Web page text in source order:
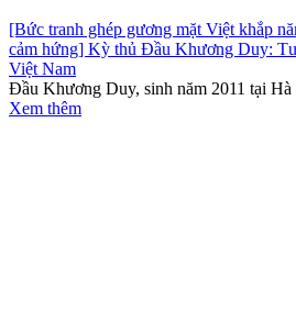
[Bức tranh ghép gương mặt Việt khắp
cảm hứng] Kỳ thủ Đầu Khương Duy:
Việt Nam
Đầu Khương Duy, sinh năm 2011 tại Hà
Xem thêm